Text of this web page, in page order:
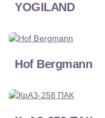
YOGILAND
Hof Bergmann